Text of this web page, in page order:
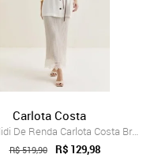
Carlota Costa
Saia Midi De Renda Carlota Costa Branco
R$ 519,90 R$ 129,98